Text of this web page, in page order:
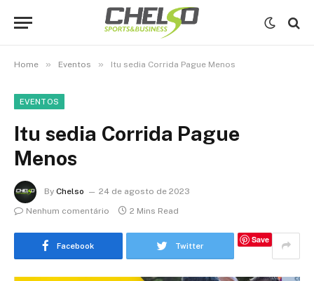
Home » Eventos » Itu sedia Corrida Pague Menos
EVENTOS
Itu sedia Corrida Pague
Menos
By Chelso
24 de agosto de 2023
Nenhum comentário
2 Mins Read
Facebook Twitter
Save